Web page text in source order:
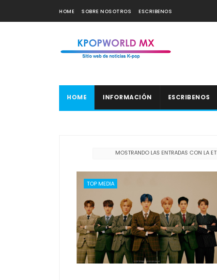
HOME SOBRE NOSOTROS ESCRIBENOS
HOME INFORMACIÓN ESCRIBENOS
MOSTRANDO LAS ENTRADAS CON LA
TOP MEDIA